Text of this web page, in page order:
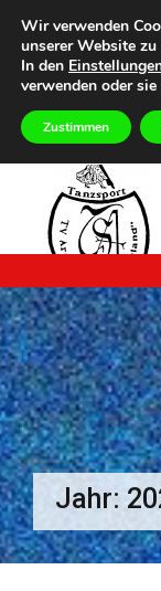
Inhalt
springen
Eilmeldungen
Dance Special –
TanzSportAbteilung
TV Arnsberg
Jahr:
Wir verwenden
unserer Website zu
In den
verwenden oder
Zustimmen